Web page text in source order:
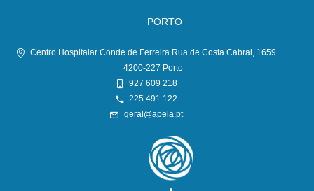
PORTO
Centro Hospitalar Conde de Ferreira Rua de Costa Cabral, 1659
4200-227 Porto
927 609 218
225 491 122
geral@apela.pt